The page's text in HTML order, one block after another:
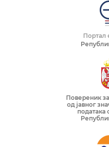
Портал
Повереник
од јавног
података